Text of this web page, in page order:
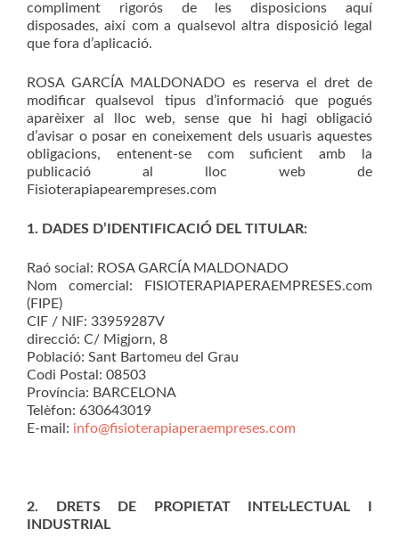
compliment rigorós de les disposicions aquí
disposades, així com a qualsevol altra disposició legal
que fora d’aplicació.
ROSA GARCÍA MALDONADO es reserva el dret de
modificar qualsevol tipus d’informació que pogués
aparèixer al lloc web, sense que hi hagi obligació
d’avisar o posar en coneixement dels usuaris aquestes
obligacions, entenent-se com suficient amb la
publicació al lloc web de
Fisioterapiapearempreses.com
1. DADES D’IDENTIFICACIÓ DEL TITULAR:
Raó social: ROSA GARCÍA MALDONADO
Nom comercial: FISIOTERAPIAPERAEMPRESES.com
(FIPE)
CIF / NIF: 33959287V
direcció: C/ Migjorn, 8
Població: Sant Bartomeu del Grau
Codi Postal: 08503
Província: BARCELONA
Telèfon: 630643019
E-mail: info@fisioterapiaperaempreses.com
2. DRETS DE PROPIETAT INTEL·LECTUAL I
INDUSTRIAL